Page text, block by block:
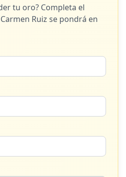
tu oro? Completa el
Ruiz se pondrá en